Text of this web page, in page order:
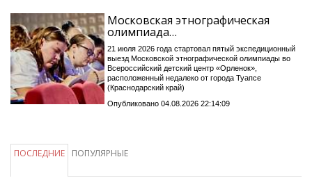
Московская этнографическая
олимпиада…
21 июля 2026 года стартовал пятый экспедиционный
выезд Московской этнографической олимпиады во
Всероссийский детский центр «Орленок»,
расположенный недалеко от города Туапсе
(Краснодарский край)
Опубликовано 04.08.2026 22:14:09
ПОСЛЕДНИЕ ПОПУЛЯРНЫЕ